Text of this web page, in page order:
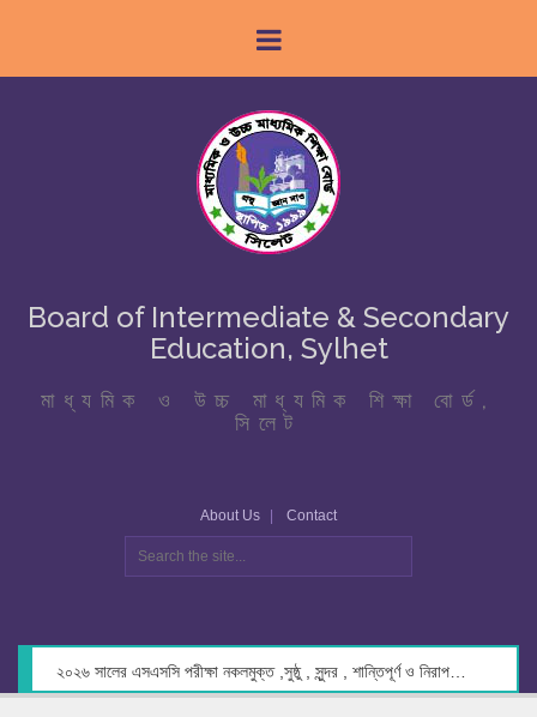
Board of Intermediate & Secondary
Education, Sylhet
মাধ্যমিক ও উচ্চ মাধ্যমিক শিক্ষা বোর্ড,
সিলেট
About Us Contact